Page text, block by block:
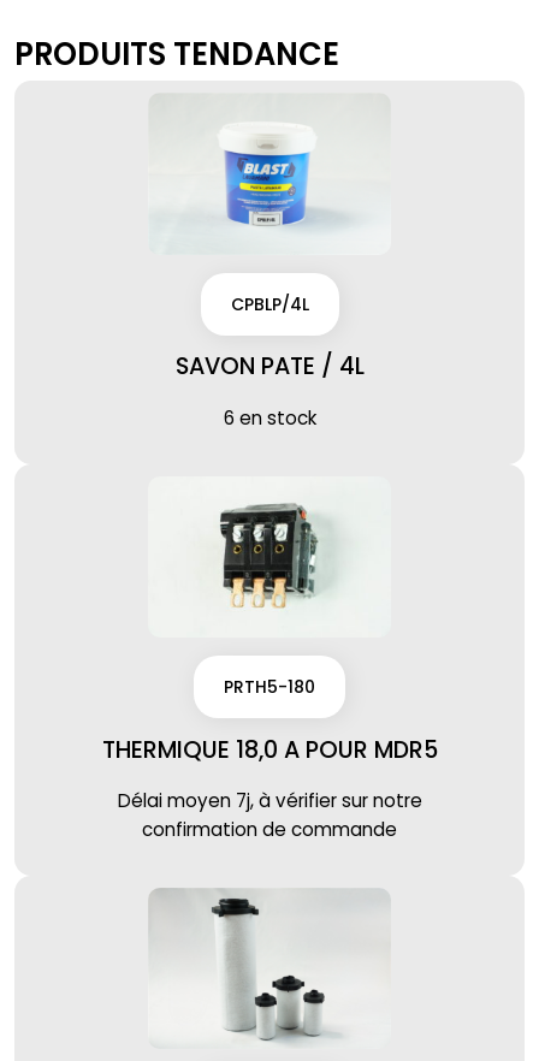
PRODUITS TENDANCE
CPBLP/4L
SAVON PATE / 4L
6 en stock
PRTH5-180
THERMIQUE 18,0 A POUR MDR5
Délai moyen 7j, à vérifier sur notre
confirmation de commande